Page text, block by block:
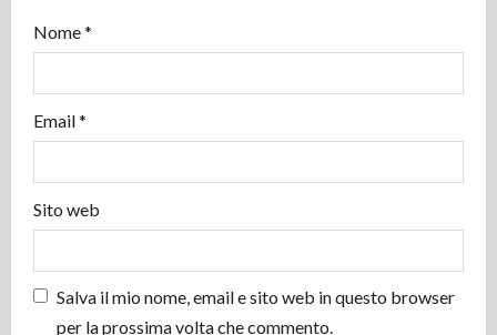
c
l
o
Nome*
Email*
Sito web
Salva il mio nome, email e sito web in questo browser
per la prossima volta che commento.